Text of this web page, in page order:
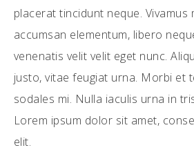
placerat tincidunt neque. Vivamus
accumsan elementum, libero
venenatis velit velit eget nunc.
justo, vitae feugiat urna. Morbi et
sodales mi. Nulla iaculis urna in
Lorem ipsum dolor sit amet,
elit.